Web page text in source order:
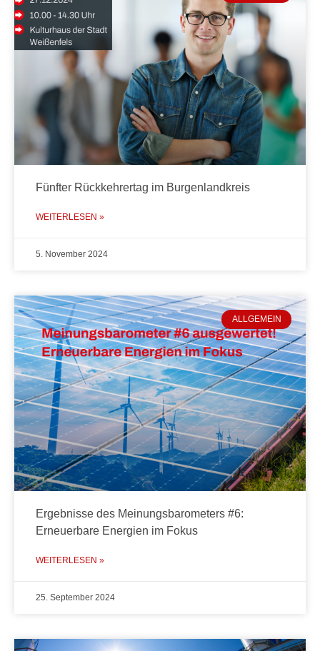
Fünfter Rückkehrertag im Burgenlandkreis
WEITERLESEN »
5. November 2024
ALLGEMEIN
Ergebnisse des Meinungsbarometers #6:
Erneuerbare Energien im Fokus
WEITERLESEN »
25. September 2024